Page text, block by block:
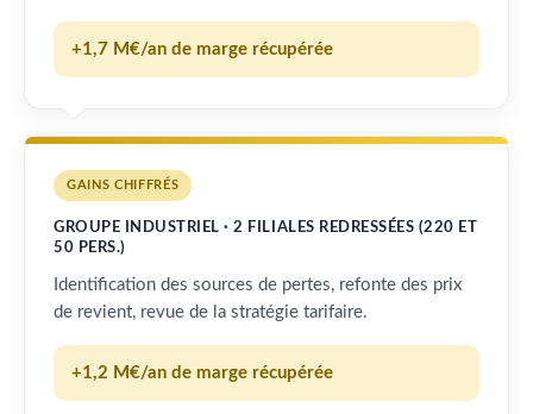
+1,7 M€/an de marge récupérée
GAINS CHIFFRÉS
GROUPE INDUSTRIEL · 2 FILIALES REDRESSÉES (220 ET
50 PERS.)
Identification des sources de pertes, refonte des prix
de revient, revue de la stratégie tarifaire.
+1,2 M€/an de marge récupérée